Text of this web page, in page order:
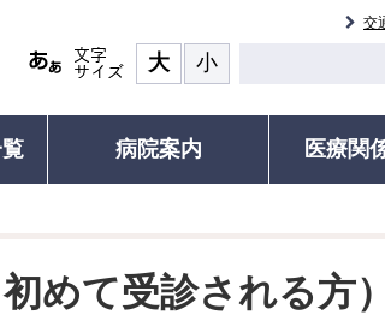
交
大 小
部門一覧
個別運動指導・
病院案内
属病院の子ども憲
医療安全に係る監査委員会
医療関
ンドオピニオン外来
がん遺伝子パネル検査
めて受診される方）